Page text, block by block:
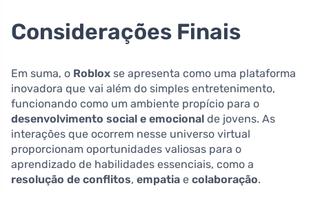
Considerações Finais
Em suma, o Roblox se apresenta como uma plataforma
inovadora que vai além do simples entretenimento,
funcionando como um ambiente propício para o
desenvolvimento social e emocional de jovens. As
interações que ocorrem nesse universo virtual
proporcionam oportunidades valiosas para o
aprendizado de habilidades essenciais, como a
resolução de conflitos, empatia e colaboração.